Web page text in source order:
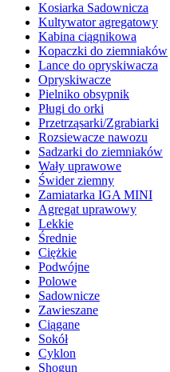
Kosiarka Sadownicza
Kultywator agregatowy
Kabina ciągnikowa
Kopaczki do ziemniaków
Lance do opryskiwacza
Opryskiwacze
Pielniko obsypnik
Pługi do orki
Przetrząsarki/Zgrabiarki
Rozsiewacze nawozu
Sadzarki do ziemniaków
Wały uprawowe
Świder ziemny
Zamiatarka IGA MINI
Agregat uprawowy
Lekkie
Średnie
Ciężkie
Podwójne
Polowe
Sadownicze
Zawieszane
Ciągane
Sokół
Cyklon
Shogun